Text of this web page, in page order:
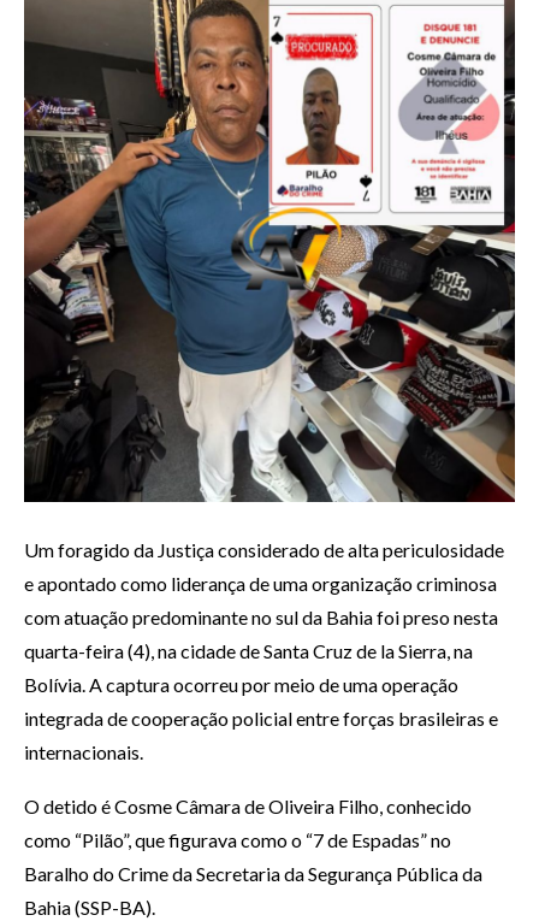
Um foragido da Justiça considerado de alta periculosidade
e apontado como liderança de uma organização criminosa
com atuação predominante no sul da Bahia foi preso nesta
quarta-feira (4), na cidade de Santa Cruz de la Sierra, na
Bolívia. A captura ocorreu por meio de uma operação
integrada de cooperação policial entre forças brasileiras e
internacionais.
O detido é Cosme Câmara de Oliveira Filho, conhecido
como “Pilão”, que figurava como o “7 de Espadas” no
Baralho do Crime da Secretaria da Segurança Pública da
Bahia (SSP-BA).